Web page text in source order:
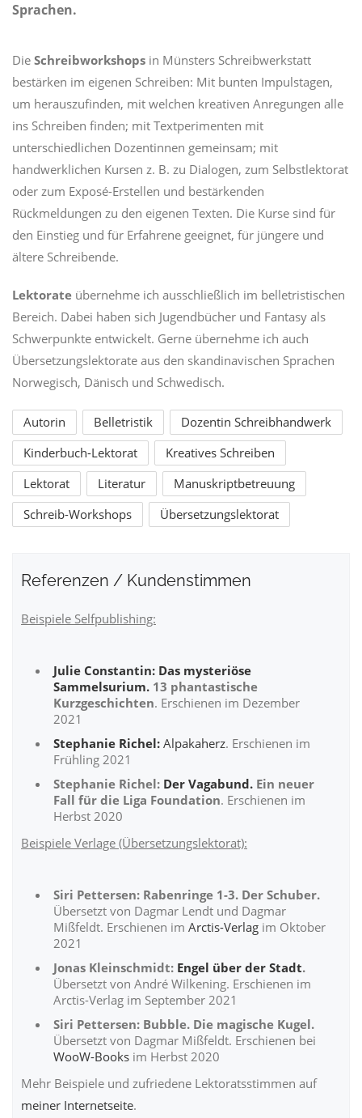
Sprachen.
Die Schreibworkshops in Münsters Schreibwerkstatt
bestärken im eigenen Schreiben: Mit bunten Impulstagen,
um herauszufinden, mit welchen kreativen Anregungen alle
ins Schreiben finden; mit Textperimenten mit
unterschiedlichen Dozentinnen gemeinsam; mit
handwerklichen Kursen z. B. zu Dialogen, zum Selbstlektorat
oder zum Exposé-Erstellen und bestärkenden
Rückmeldungen zu den eigenen Texten. Die Kurse sind für
den Einstieg und für Erfahrene geeignet, für jüngere und
ältere Schreibende.
Lektorate übernehme ich ausschließlich im belletristischen
Bereich. Dabei haben sich Jugendbücher und Fantasy als
Schwerpunkte entwickelt. Gerne übernehme ich auch
Übersetzungslektorate aus den skandinavischen Sprachen
Norwegisch, Dänisch und Schwedisch.
Autorin Belletristik
Dozentin Schreibhandwerk
Kinderbuch-Lektorat
Kreatives Schreiben
Lektorat
Literatur
Manuskriptbetreuung
Schreib-Workshops
Übersetzungslektorat
Referenzen / Kundenstimmen
Beispiele Selfpublishing:
Julie Constantin: Das mysteriöse
Sammelsurium. 13 phantastische
Kurzgeschichten. Erschienen im Dezember
2021
Stephanie Richel: Alpakaherz. Erschienen im
Frühling 2021
Stephanie Richel: Der Vagabund. Ein neuer
Fall für die Liga Foundation. Erschienen im
Herbst 2020
Beispiele Verlage (Übersetzungslektorat):
Siri Pettersen: Rabenringe 1-3. Der Schuber.
Übersetzt von Dagmar Lendt und Dagmar
Mißfeldt. Erschienen im Arctis-Verlag im Oktober
2021
Jonas Kleinschmidt: Engel über der Stadt.
Übersetzt von André Wilkening. Erschienen im
Arctis-Verlag im September 2021
Siri Pettersen: Bubble. Die magische Kugel.
Übersetzt von Dagmar Mißfeldt. Erschienen bei
WooW-Books im Herbst 2020
Mehr Beispiele und zufriedene Lektoratsstimmen auf
meiner Internetseite.